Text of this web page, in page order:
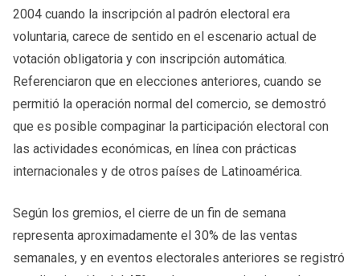
2004 cuando la inscripción al padrón electoral era
voluntaria, carece de sentido en el escenario actual de
votación obligatoria y con inscripción automática.
Referenciaron que en elecciones anteriores, cuando se
permitió la operación normal del comercio, se demostró
que es posible compaginar la participación electoral con
las actividades económicas, en línea con prácticas
internacionales y de otros países de Latinoamérica.
Según los gremios, el cierre de un fin de semana
representa aproximadamente el 30% de las ventas
semanales, y en eventos electorales anteriores se registró